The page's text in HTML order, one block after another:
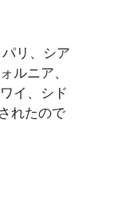
リ、シア
ルニア、
イ、シド
れたので